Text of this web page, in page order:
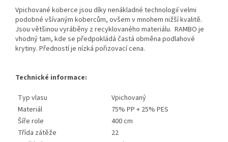
Vpichované koberce jsou díky nenákladné technologií velmi
podobné všívaným kobercům, ovšem v mnohem nižší kvalitě.
Jsou většinou vyráběny z recyklovaného materiálu. RAMBO je
vhodný tam, kde se předpokládá častá obměna podlahové
krytiny. Předností je nízká pořizovací cena.
Technické informace:
Typ vlasu
Vpichovaný
Materiál
75% PP + 25% PES
Šíře role
400 cm
Třída zátěže
22